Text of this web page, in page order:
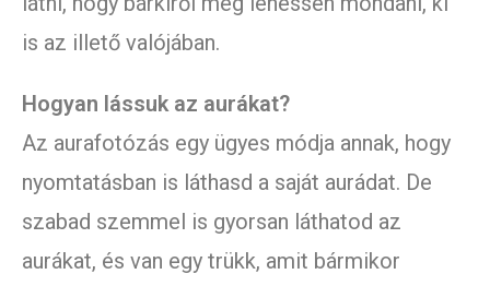
is az illető valójában.
Hogyan lássuk az aurákat?
Az aurafotózás egy ügyes módja annak, hogy
nyomtatásban is láthasd a saját aurádat. De
szabad szemmel is gyorsan láthatod az
aurákat, és van egy trükk, amit bármikor